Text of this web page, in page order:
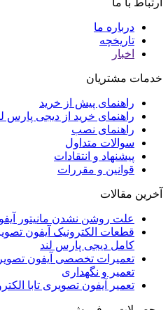
درباره ما
تاریخچه
اخبار
خدمات مشتریان
راهنمای پیش از خرید
راهنمای خرید از دیجی پارس
راهنمای نصب
سوالات متداول
پیشنهاد و انتقادات
قوانین و مقررات
آخرین مقالات
علت روشن نشدن مانیتور
قطعات الکترونیک آیفون
کامل دیجی پارس لند
تعمیرات تخصصی آیفون
تعمیر و نگهداری
تعمیر آیفون تصویری تابا